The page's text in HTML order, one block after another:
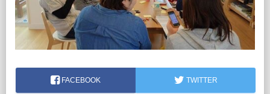
FACEBOOK TWITTER